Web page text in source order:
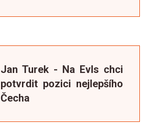
Jan Turek - Na Evls chci
potvrdit pozici nejlepšího
Čecha